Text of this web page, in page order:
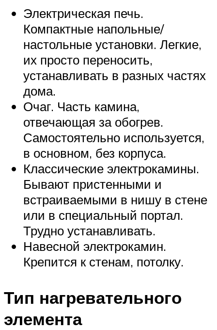
Электрическая печь.
Компактные напольные/
настольные установки. Легкие,
их просто переносить,
устанавливать в разных частях
дома.
Очаг. Часть камина,
отвечающая за обогрев.
Самостоятельно используется,
в основном, без корпуса.
Классические электрокамины.
Бывают пристенными и
встраиваемыми в нишу в стене
или в специальный портал.
Трудно устанавливать.
Навесной электрокамин.
Крепится к стенам, потолку.
Тип нагревательного
элемента